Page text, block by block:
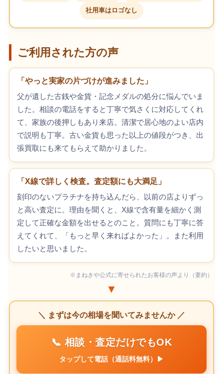
社用車はロゴなし
ご利用された方の声
「やっと実家の片づけが進みました」
父が遺した古銭や金貨・記念メダルの処分に悩んでいま
した。相談の電話をすると丁寧で気さくに対応してくれ
て、家族の後押しもあり来店。清潔で居心地のよい店内
で説明も丁寧。古い金貨も思った以上の値段がつき、出
張買取にも来てもらえて助かりました。
「X線で詳しく検査。査定額にも大満足」
刻印のないプラチナを持ち込んだら、以前の店よりずっ
と高い査定に。理由を聞くと、X線で含有量を細かく測
定して正確な金額を出せるとのこと。質問にも丁寧に答
えてくれて、「もっと早く来ればよかった」。また利用
したいと思いました。
※まねきや公式に寄せられたお客様の声より（要約）
▼
＼ まずは今の相場を聞いてみませんか ／
📞 相談・査定だけでもOK
タップして電話（通話料無料）▶